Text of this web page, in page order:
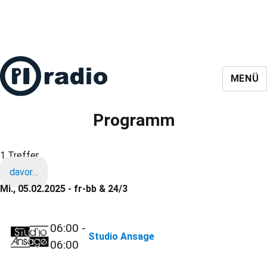
MENÜ
Programm
1 Treffer
davor…
Mi., 05.02.2025 - fr-bb & 24/3
06:00 -
06:00
Studio Ansage